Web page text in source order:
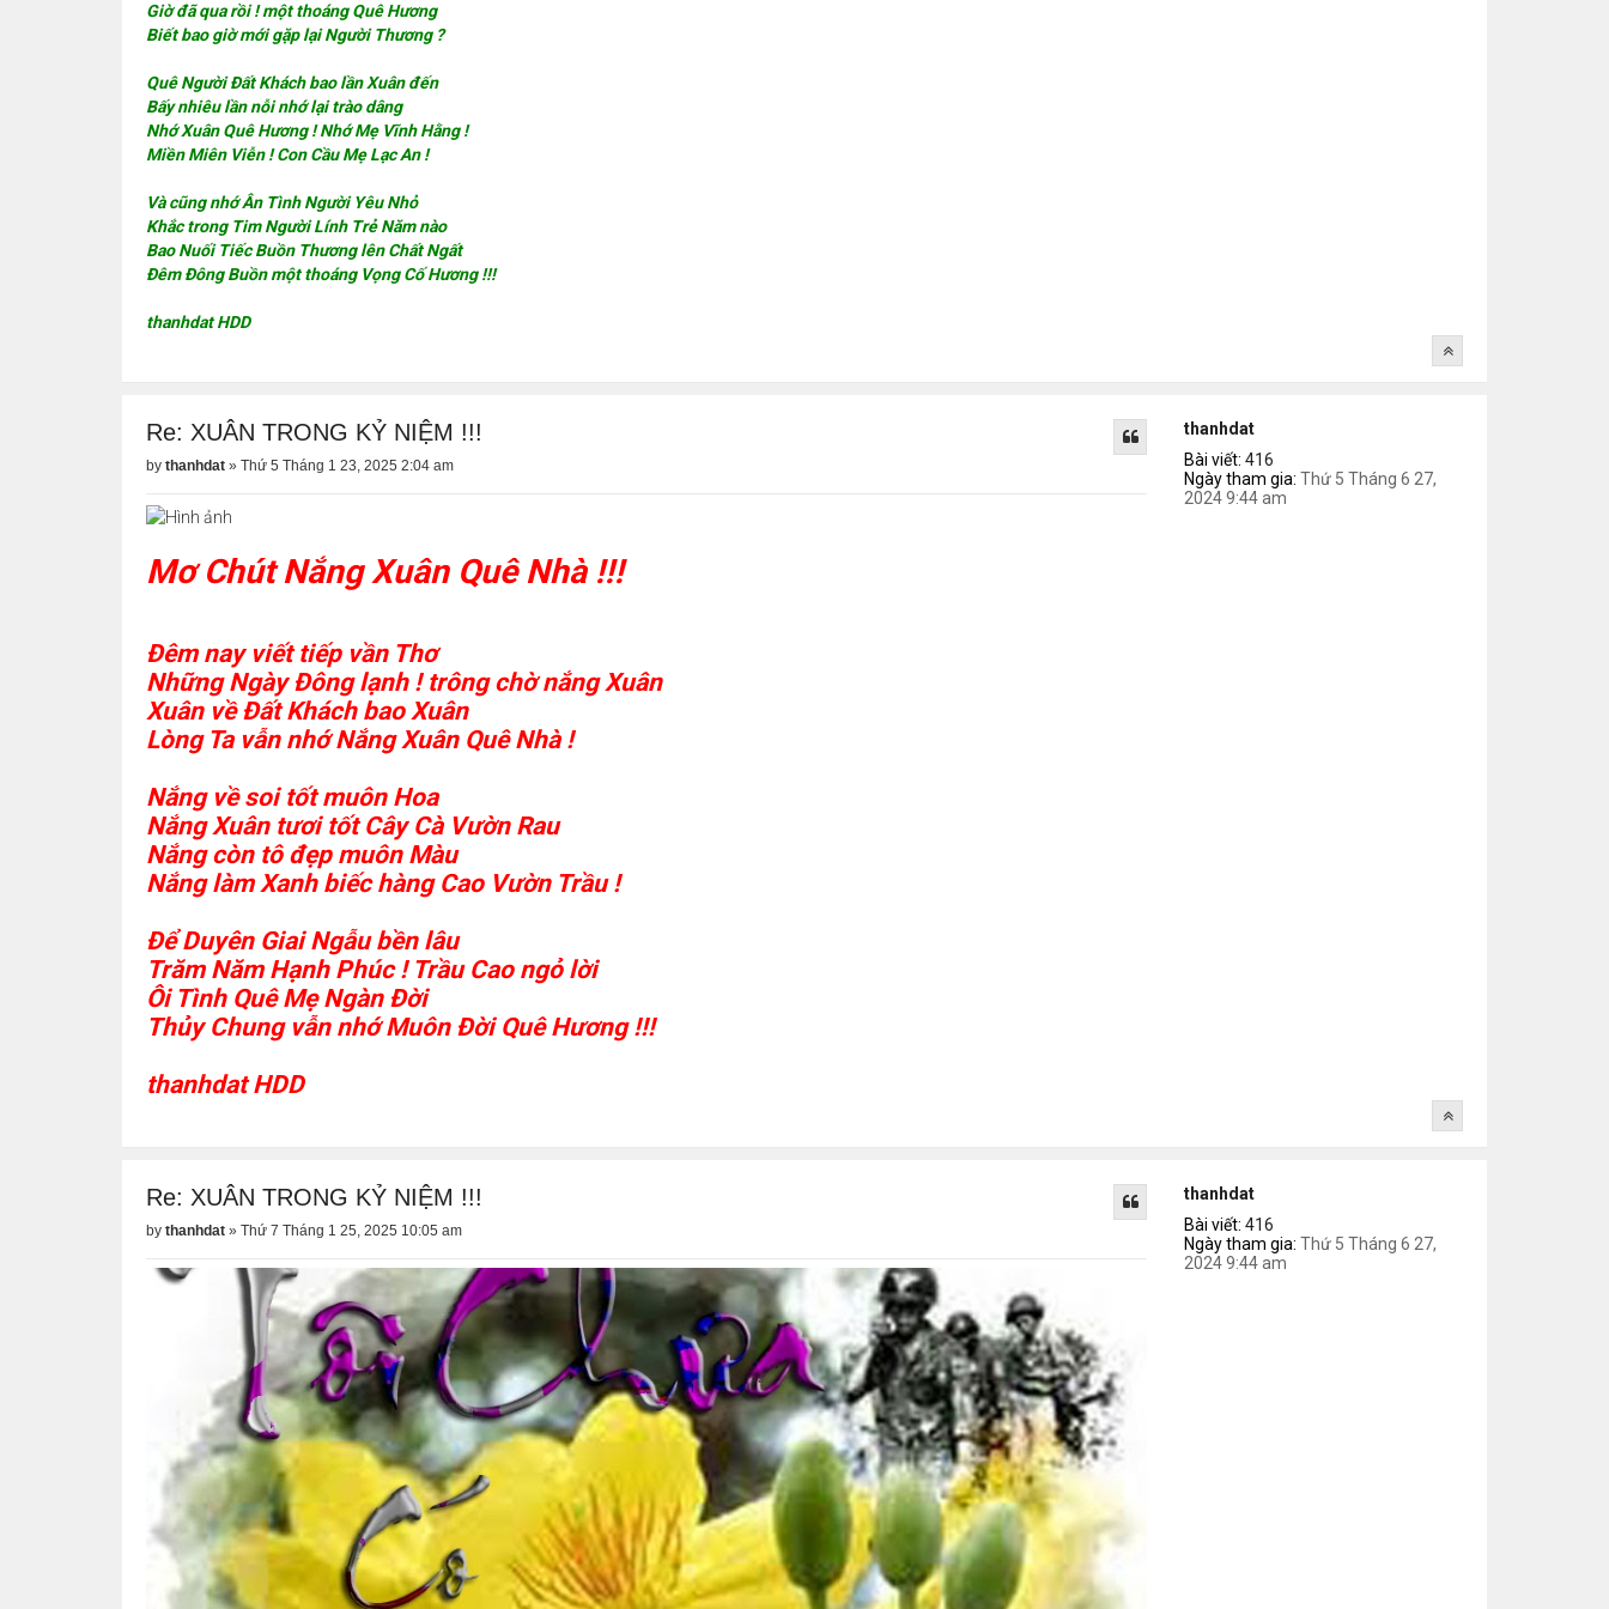
Giờ đã qua rồi ! một thoáng Quê Hương
Biết bao giờ mới gặp lại Người Thương ?
Quê Người Đất Khách bao lần Xuân đến
Bấy nhiêu lần nỗi nhớ lại trào dâng
Nhớ Xuân Quê Hương ! Nhớ Mẹ Vĩnh Hằng !
Miền Miên Viễn ! Con Cầu Mẹ Lạc An !
Và cũng nhớ Ân Tình Người Yêu Nhỏ
Khắc trong Tim Người Lính Trẻ Năm nào
Bao Nuối Tiếc Buồn Thương lên Chất Ngất
Đêm Đông Buồn một thoáng Vọng Cố Hương !!!
thanhdat HDD
thanhdat
Bài viết: 416
Ngày tham gia: Thứ 5 Tháng 6 27,
2024 9:44 am
Re: XUÂN TRONG KỶ NIỆM !!!
by thanhdat » Thứ 5 Tháng 1 23, 2025 2:04 am
Mơ Chút Nắng Xuân Quê Nhà !!!
Đêm nay viết tiếp vần Thơ
Những Ngày Đông lạnh ! trông chờ nắng Xuân
Xuân về Đất Khách bao Xuân
Lòng Ta vẫn nhớ Nắng Xuân Quê Nhà !
Nắng về soi tốt muôn Hoa
Nắng Xuân tươi tốt Cây Cà Vườn Rau
Nắng còn tô đẹp muôn Màu
Nắng làm Xanh biếc hàng Cao Vườn Trầu !
Để Duyên Giai Ngẫu bền lâu
Trăm Năm Hạnh Phúc ! Trầu Cao ngỏ lời
Ôi Tình Quê Mẹ Ngàn Đời
Thủy Chung vẫn nhớ Muôn Đời Quê Hương !!!
thanhdat HDD
thanhdat
Bài viết: 416
Ngày tham gia: Thứ 5 Tháng 6 27,
2024 9:44 am
Re: XUÂN TRONG KỶ NIỆM !!!
by thanhdat » Thứ 7 Tháng 1 25, 2025 10:05 am